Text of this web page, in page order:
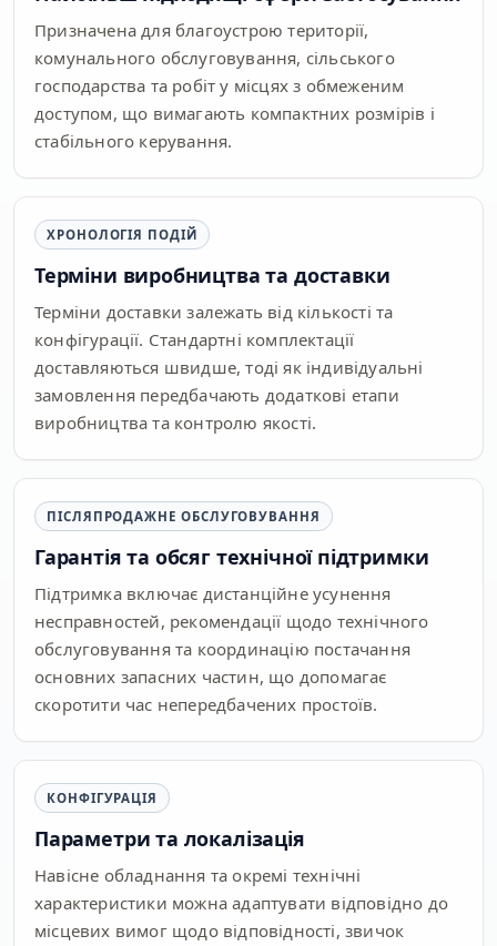
Призначена для благоустрою території,
комунального обслуговування, сільського
господарства та робіт у місцях з обмеженим
доступом, що вимагають компактних розмірів і
стабільного керування.
ХРОНОЛОГІЯ ПОДІЙ
Терміни виробництва та доставки
Терміни доставки залежать від кількості та
конфігурації. Стандартні комплектації
доставляються швидше, тоді як індивідуальні
замовлення передбачають додаткові етапи
виробництва та контролю якості.
ПІСЛЯПРОДАЖНЕ ОБСЛУГОВУВАННЯ
Гарантія та обсяг технічної підтримки
Підтримка включає дистанційне усунення
несправностей, рекомендації щодо технічного
обслуговування та координацію постачання
основних запасних частин, що допомагає
скоротити час непередбачених простоїв.
КОНФІГУРАЦІЯ
Параметри та локалізація
Навісне обладнання та окремі технічні
характеристики можна адаптувати відповідно до
місцевих вимог щодо відповідності, звичок